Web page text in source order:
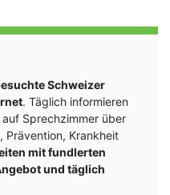
Schweizer
. Täglich informieren
auf Sprechzimmer über
Prävention, Krankheit
mit fundlerten
und täglich